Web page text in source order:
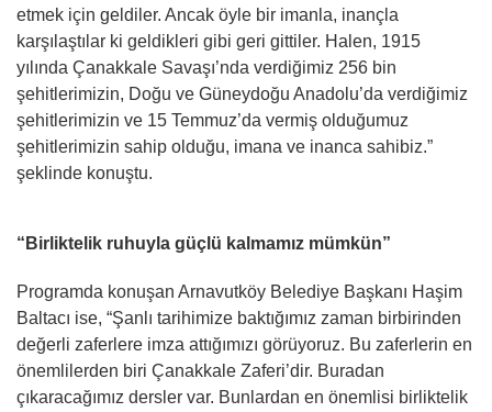
etmek için geldiler. Ancak öyle bir imanla, inançla
karşılaştılar ki geldikleri gibi geri gittiler. Halen, 1915
yılında Çanakkale Savaşı’nda verdiğimiz 256 bin
şehitlerimizin, Doğu ve Güneydoğu Anadolu’da verdiğimiz
şehitlerimizin ve 15 Temmuz’da vermiş olduğumuz
şehitlerimizin sahip olduğu, imana ve inanca sahibiz.”
şeklinde konuştu.
“Birliktelik ruhuyla güçlü kalmamız mümkün”
Programda konuşan Arnavutköy Belediye Başkanı Haşim
Baltacı ise, “Şanlı tarihimize baktığımız zaman birbirinden
değerli zaferlere imza attığımızı görüyoruz. Bu zaferlerin en
önemlilerden biri Çanakkale Zaferi’dir. Buradan
çıkaracağımız dersler var. Bunlardan en önemlisi birliktelik